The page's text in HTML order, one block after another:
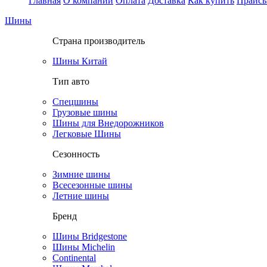
Шины
Страна производитель
Шины Китай
Тип авто
Спецшины
Грузовые шины
Шины для Внедорожников
Легковые Шины
Сезонность
Зимние шины
Всесезонные шины
Летние шины
Бренд
Шины Bridgestone
Шины Michelin
Continental